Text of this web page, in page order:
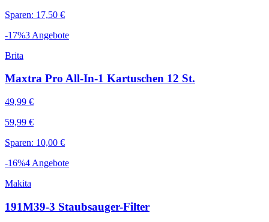
Sparen: 17,50 €
-17%3 Angebote
Brita
Maxtra Pro All-In-1 Kartuschen 12 St.
49,99 €
59,99 €
Sparen: 10,00 €
-16%4 Angebote
Makita
191M39-3 Staubsauger-Filter